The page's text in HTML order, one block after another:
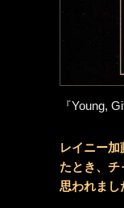
『Young,
レイニー
たとき、チ
思われまし